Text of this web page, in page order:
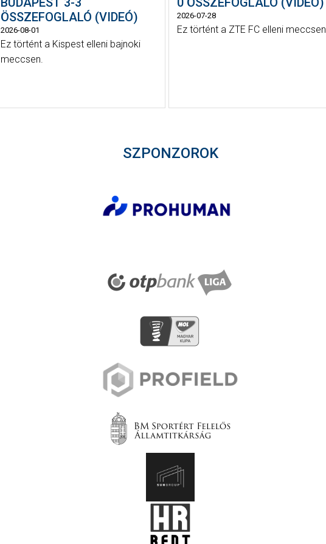
ÖSSZEFOGLALÓ (VIDEÓ)
2026-08-01
Ez történt a Kispest elleni bajnoki
meccsen.
2026-07-28
Ez történt a ZTE FC elleni meccsen.
SZPONZOROK